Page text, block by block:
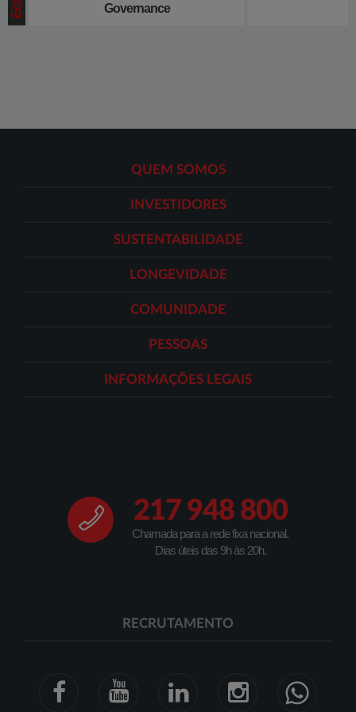
Governance
QUEM SOMOS
INVESTIDORES
SUSTENTABILIDADE
LONGEVIDADE
COMUNIDADE
PESSOAS
INFORMAÇÕES LEGAIS
217 948 800
Chamada para a rede fixa nacional.
Dias úteis das 9h às 20h.
RECRUTAMENTO